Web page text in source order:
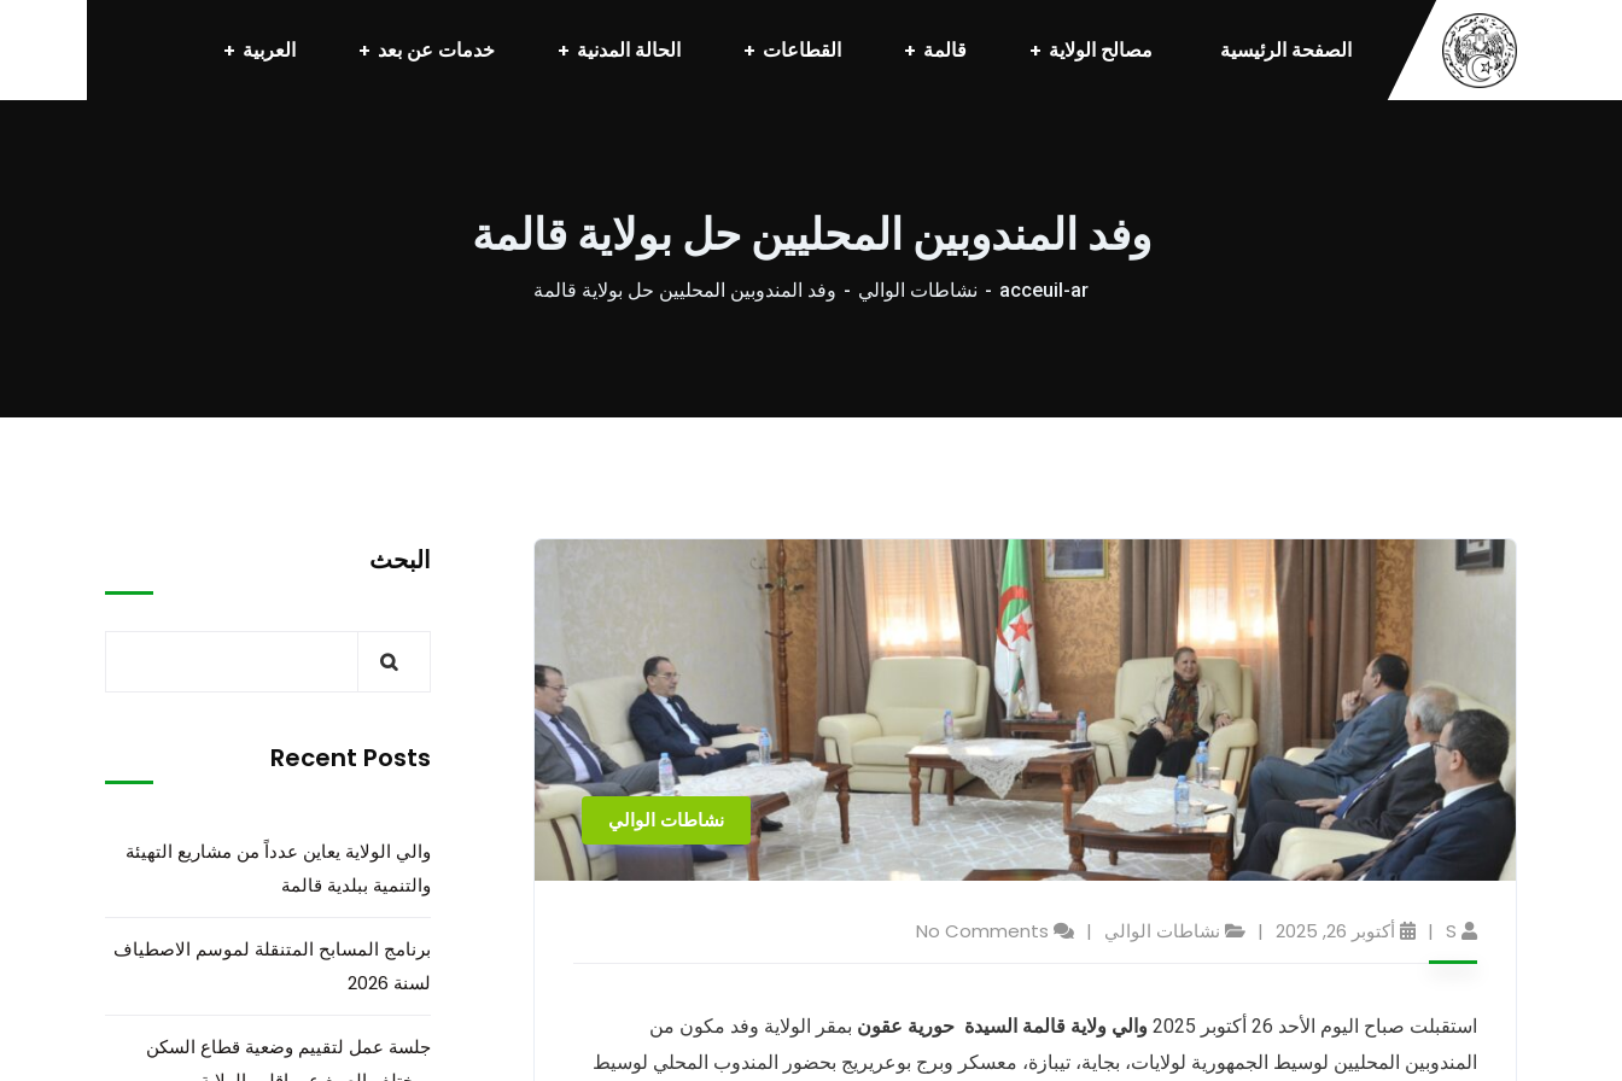
الصفحة الرئيسية مصالح الولاية قالمة القطاعات الحالة المدنية خدمات عن بعد العربية
وفد المندوبين المحليين حل بولاية قالمة
acceuil-ar نشاطات الوالي وفد المندوبين المحليين حل بولاية قالمة
نشاطات الوالي
S أكتوبر 26, 2025 نشاطات الوالي No Comments
استقبلت صباح اليوم الأحد 26 أكتوبر 2025 والي ولاية قالمة السيدة حورية عقون بمقر الولاية وفد مكون من
المندوبين المحليين لوسيط الجمهورية لولايات، بجاية، تيبازة، معسكر وبرج بوعريريج بحضور المندوب المحلي لوسيط
البحث
Recent Posts
والي الولاية يعاين عدداً من مشاريع التهيئة
والتنمية ببلدية قالمة
برنامج المسابح المتنقلة لموسم الاصطياف
لسنة 2026
جلسة عمل لتقييم وضعية قطاع السكن